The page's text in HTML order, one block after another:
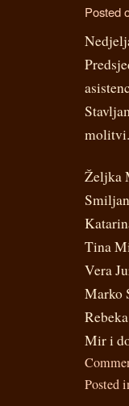
Posted
molitvi.
Željka
Tina
Vera
Marko
Mir i
Posted